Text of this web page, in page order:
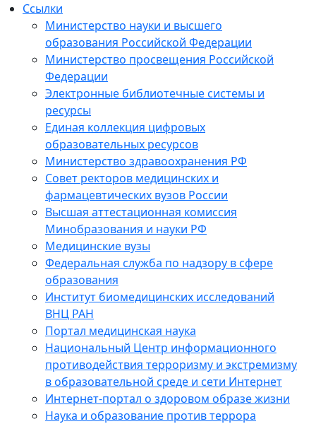
Ссылки
Министерство науки и высшего
образования Российской Федерации
Министерство просвещения Российской
Федерации
Электронные библиотечные системы и
ресурсы
Единая коллекция цифровых
образовательных ресурсов
Министерство здравоохранения РФ
Совет ректоров медицинских и
фармацевтических вузов России
Высшая аттестационная комиссия
Минобразования и науки РФ
Медицинские вузы
Федеральная служба по надзору в сфере
образования
Институт биомедицинских исследований
ВНЦ РАН
Портал медицинская наука
Национальный Центр информационного
противодействия терроризму и экстремизму
в образовательной среде и сети Интернет
Интернет-портал о здоровом образе жизни
Наука и образование против террора